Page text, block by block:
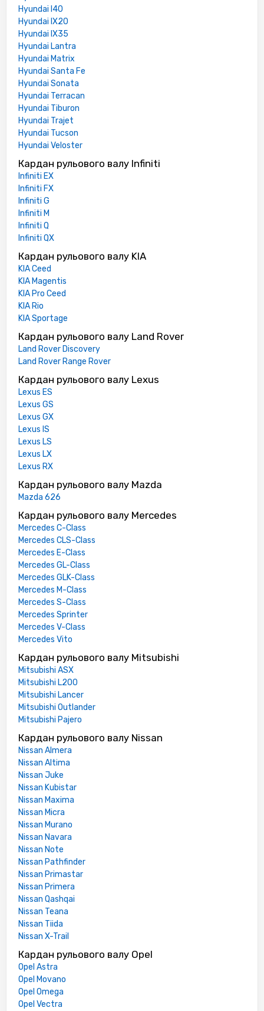
Hyundai I40
Hyundai IX20
Hyundai IX35
Hyundai Lantra
Hyundai Matrix
Hyundai Santa Fe
Hyundai Sonata
Hyundai Terracan
Hyundai Tiburon
Hyundai Trajet
Hyundai Tucson
Hyundai Veloster
Кардан рульового валу Infiniti
Infiniti EX
Infiniti FX
Infiniti G
Infiniti M
Infiniti Q
Infiniti QX
Кардан рульового валу KIA
KIA Ceed
KIA Magentis
KIA Pro Ceed
KIA Rio
KIA Sportage
Кардан рульового валу Land Rover
Land Rover Discovery
Land Rover Range Rover
Кардан рульового валу Lexus
Lexus ES
Lexus GS
Lexus GX
Lexus IS
Lexus LS
Lexus LX
Lexus RX
Кардан рульового валу Mazda
Mazda 626
Кардан рульового валу Mercedes
Mercedes C-Class
Mercedes CLS-Class
Mercedes E-Class
Mercedes GL-Class
Mercedes GLK-Class
Mercedes M-Class
Mercedes S-Class
Mercedes Sprinter
Mercedes V-Class
Mercedes Vito
Кардан рульового валу Mitsubishi
Mitsubishi ASX
Mitsubishi L200
Mitsubishi Lancer
Mitsubishi Outlander
Mitsubishi Pajero
Кардан рульового валу Nissan
Nissan Almera
Nissan Altima
Nissan Juke
Nissan Kubistar
Nissan Maxima
Nissan Micra
Nissan Murano
Nissan Navara
Nissan Note
Nissan Pathfinder
Nissan Primastar
Nissan Primera
Nissan Qashqai
Nissan Teana
Nissan Tiida
Nissan X-Trail
Кардан рульового валу Opel
Opel Astra
Opel Movano
Opel Omega
Opel Vectra